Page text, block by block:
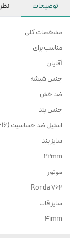
توضیحات
مشخصات کلی
مناسب برای
آقایان
جنس شیشه
ضد خش
جنس بند
استیل ضد حساسیت (316)
سایز بند
22mm
موتور
Ronda 762
سایز قاب
41mm